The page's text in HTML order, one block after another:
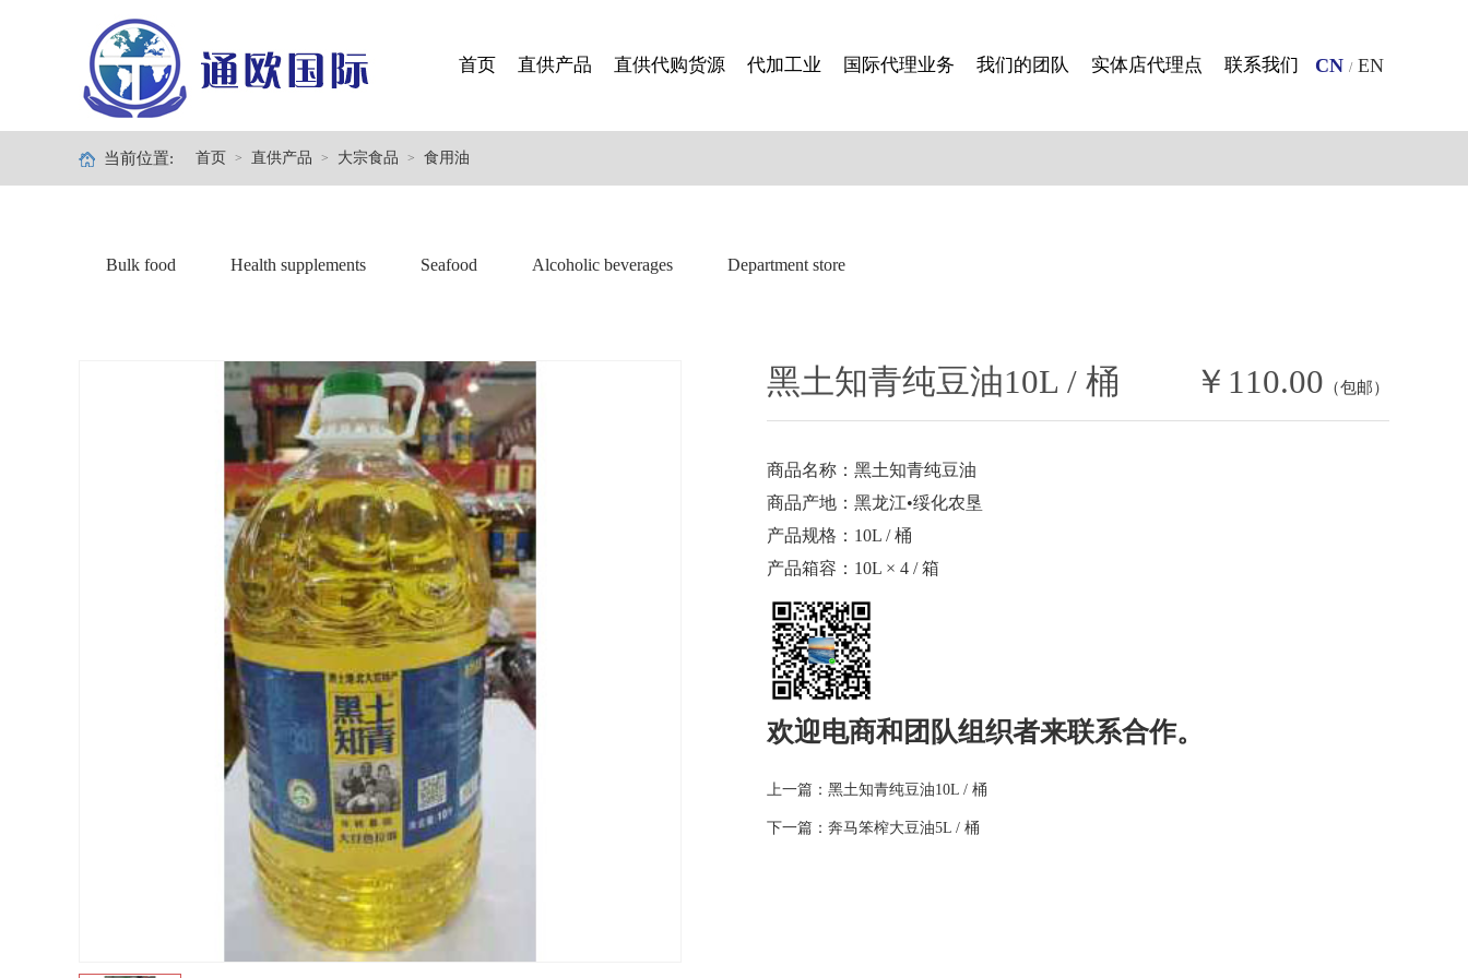
首页 直供产品 直供代购货源 代加工业 国际代理业务 我们的团队 实体店代理点 联系我们 CN / EN
当前位置: 首页 > 直供产品 > 大宗食品 > 食用油
Bulk food Health supplements Seafood Alcoholic beverages Department store
黑土知青纯豆油10L / 桶 ￥110.00 （包邮）
商品名称： 黑土知青纯豆油
商品产地：黑龙江•绥化农垦
产品规格：10L / 桶
产品箱容：10L × 4 / 箱
欢迎电商和团队组织者来联系合作。
上一篇：黑土知青纯豆油10L / 桶
下一篇：奔马笨榨大豆油5L / 桶